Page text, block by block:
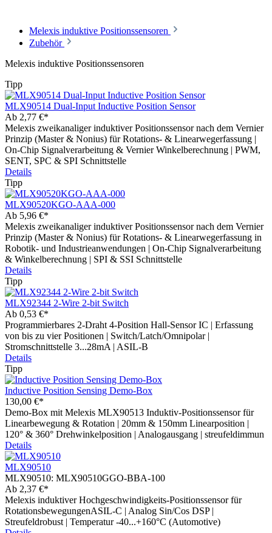
Melexis induktive Positionssensoren
Zubehör
Melexis induktive Positionssensoren
Tipp
MLX90514 Dual-Input Inductive Position Sensor
Ab 2,77 €*
Melexis zweikanaliger induktiver Positionssensor nach dem Vernier
Prinzip (Master & Nonius) für Rotations- & Linearwegerfassung |
On-Chip Signalverarbeitung & Vernier Winkelberechnung | PWM,
SENT, SPC & SPI Schnittstelle
Details
Tipp
MLX90520KGO-AAA-000
Ab 5,96 €*
Melexis zweikanaliger induktiver Positionssensor nach dem Vernier
Prinzip (Master & Nonius) für Rotations- & Linearwegerfassung in
Robotik- und Industrieanwendungen | On-Chip Signalverarbeitung
& Winkelberechnung | SPI & SSI Schnittstelle
Details
Tipp
MLX92344 2-Wire 2-bit Switch
Ab 0,53 €*
Programmierbares 2-Draht 4-Position Hall-Sensor IC | Erfassung
von bis zu vier Positionen | Switch/Latch/Omnipolar |
Stromschnittstelle 3...28mA | ASIL-B
Details
Tipp
Inductive Position Sensing Demo-Box
130,00 €*
Demo-Box mit Melexis MLX90513 Induktiv-Positionssensor für
Linearbewegung & Rotation | 20mm & 150mm Linearposition |
120° & 360° Drehwinkelposition | Analogausgang | streufeldimmun
Details
MLX90510
MLX90510: MLX90510GGO-BBA-100
Ab 2,37 €*
Melexis induktiver Hochgeschwindigkeits-Positionssensor für
RotationsbewegungenASIL-C | Analog Sin/Cos DSP |
Streufeldrobust | Temperatur -40...+160°C (Automotive)